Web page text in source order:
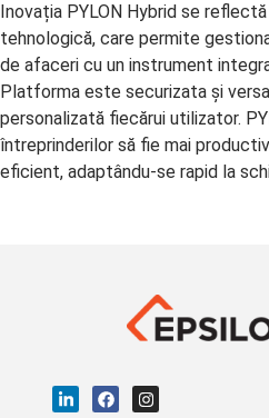
Inovația PYLON Hybrid se
tehnologică, care permite
de afaceri cu un instrument
Platforma este securizata și
personalizată fiecărui utilizator.
întreprinderilor să fie mai
eficient, adaptându-se rapid la